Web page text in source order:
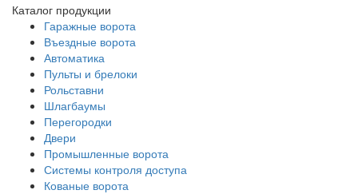
Каталог продукции
Гаражные ворота
Въездные ворота
Автоматика
Пульты и брелоки
Рольставни
Шлагбаумы
Перегородки
Двери
Промышленные ворота
Системы контроля доступа
Кованые ворота